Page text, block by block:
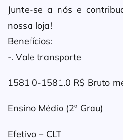
Junte-se a nós e
nossa loja!
Benefícios:
-. Vale transporte
1581.0-1581.0 R$ Bruto
Ensino Médio (2º Grau)
Efetivo – CLT